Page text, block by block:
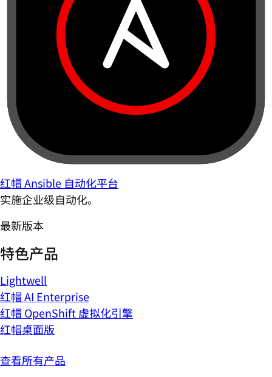
红帽 Ansible 自动化平台
实施企业级自动化。
最新版本
特色产品
Lightwell
红帽 AI Enterprise
红帽 OpenShift 虚拟化引擎
红帽桌面版
查看所有产品